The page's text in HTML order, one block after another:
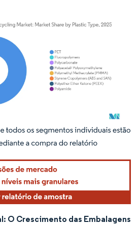
O reuso requer atribuição conforme CC BY 4.0.
O Crescimento das Embalagens